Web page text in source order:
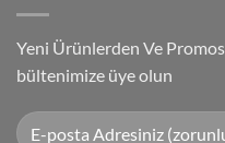
Yeni Ürünlerden Ve
bültenimize üye olun